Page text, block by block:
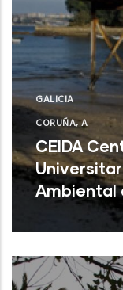
GALICIA
CORUÑA, A
CEIDA
Ambiental
Oleiros ( A